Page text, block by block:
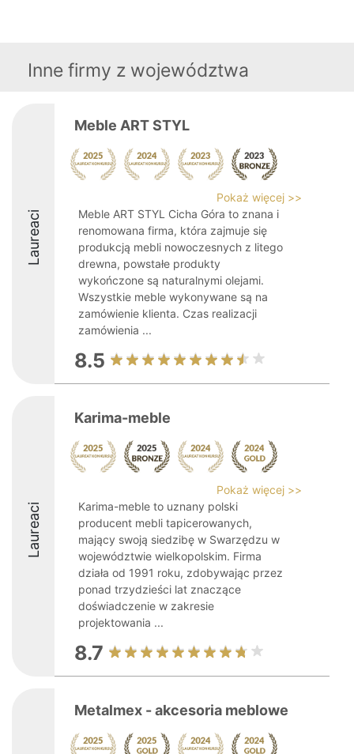
Inne firmy z województwa
Laureaci
Meble ART STYL
Pokaż więcej >>
Meble ART STYL Cicha Góra to znana i
renomowana firma, która zajmuje się
produkcją mebli nowoczesnych z litego
drewna, powstałe produkty
wykończone są naturalnymi olejami.
Wszystkie meble wykonywane są na
zamówienie klienta. Czas realizacji
zamówienia ...
8.5
Laureaci
Karima-meble
Pokaż więcej >>
Karima-meble to uznany polski
producent mebli tapicerowanych,
mający swoją siedzibę w Swarzędzu w
województwie wielkopolskim. Firma
działa od 1991 roku, zdobywając przez
ponad trzydzieści lat znaczące
doświadczenie w zakresie
projektowania ...
8.7
Metalmex - akcesoria meblowe